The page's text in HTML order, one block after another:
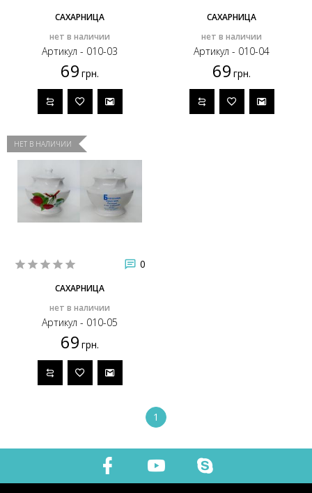
САХАРНИЦА
нет в наличии
Артикул - 010-03
69 грн.
САХАРНИЦА
нет в наличии
Артикул - 010-04
69 грн.
НЕТ В НАЛИЧИИ
0
САХАРНИЦА
нет в наличии
Артикул - 010-05
69 грн.
1